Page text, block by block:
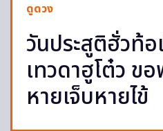
ดูดวง
วันประสูติฮั่วท้
เทวดาฮูโต๋ว ข
หายเจ็บหายไข้